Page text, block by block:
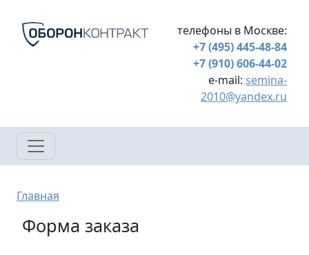
телефоны в Москве:
+7 (495) 445-48-84
+7 (910) 606-44-02
e-mail: semina-
2010@yandex.ru
Строка навигации
Главная
Форма заказа